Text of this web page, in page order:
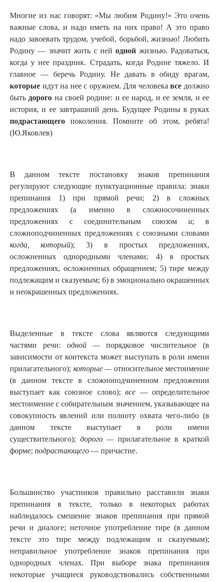
Многие из нас говорят: «Мы любим Родину!» Это очень
важные слова, и надо иметь на них право! А это право
надо завоевать трудом, учебой, борьбой, жизнью! Любить
Родину — значит жить с нейодной жизнью. Радоваться,
когда у нее праздник. Страдать, когда Родине тяжело. И
главное — беречь Родину. Не давать в обиду врагам,
которые идут на нее с оружием. Для человекавсе должно
быть дорого на своей родине: и ее народ, и ее земля, и ее
история, и ее завтрашний день. Будущее Родины в руках
подрастающегопоколения. Помните об этом, ребята!
(Ю.Яковлев)
В данном тексте постановку знаков препинания
регулируют следующие пунктуационные правила: знаки
препинания 1) при прямой речи; 2) в сложных
предложениях (а именно в сложносочиненных
предложениях с соединительным союзом и; в
сложноподчиненных предложениях с союзными словами
когда, который); 3) в простых предложениях,
осложненных однородными членами; 4) в простых
предложениях, осложненных обращением; 5) тире между
подлежащим и сказуемым; 6) в эмоционально окрашенных
и неокрашенных предложениях.
Выделенные в тексте слова являются следующими
частями речи: одной — порядковое числительное (в
зависимости от контекста может выступать в роли имени
прилагательного); которые — относительное местоимение
(в данном тексте в сложноподчиненном предложении
выступает как союзное слово); все— определительное
местоимение с собирательным значением, указывающее на
совокупность явлений или полноту охвата чего-либо (в
данном тексте выступает в роли имени
существительного); дорого — прилагательное в краткой
форме; подрастающего — причастие.
Большинство участников правильно расставили знаки
препинания в тексте, только в некоторых работах
наблюдалось смешение знаков препинания при прямой
речи и диалоге; неточное употребление тире (в данном
тексте это тире между подлежащим и сказуемым);
неправильное употребление знаков препинания при
однородных членах. При выборе знака препинания
некоторые учащиеся руководствовались собственными